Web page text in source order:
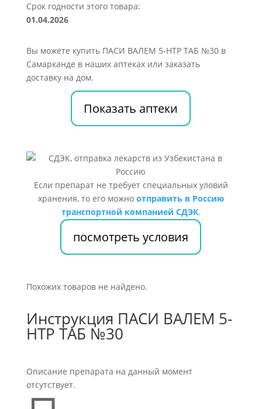
Срок годности этого товара:
01.04.2026
Вы можете купить ПАСИ ВАЛЕМ 5-HTP ТАБ №30 в
Самарканде в наших аптеках или заказать
доставку на дом.
Показать аптеки
Если препарат не требует специальных уловий
хранения, то его можно отправить в Россию
транспортной компанией СДЭК.
посмотреть условия
Похожих товаров не найдено.
Инструкция ПАСИ ВАЛЕМ 5-
HTP ТАБ №30
Описание препарата на данный момент
отсутствует.